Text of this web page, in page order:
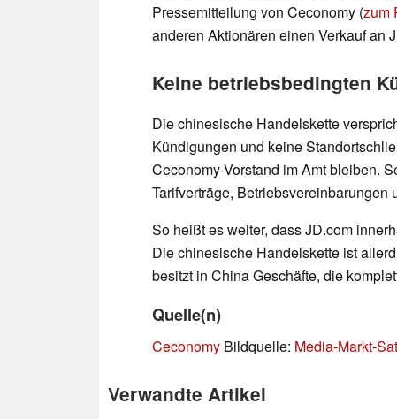
Pressemitteilung von Ceconomy (zum
anderen Aktionären einen Verkauf an
Keine betriebsbedingten
Die chinesische Handelskette
Kündigungen und keine
Ceconomy-Vorstand im Amt bleiben.
Tarifverträge,
So heißt es weiter, dass JD.com
Die chinesische Handelskette ist
besitzt in China Geschäfte, die
Quelle(n)
Ceconomy Bildquelle: Media-Markt-
Verwandte Artikel